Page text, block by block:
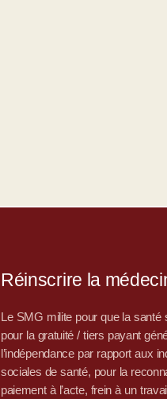
Réinscrire la
Le SMG milite pour que la santé
pour la gratuité / tiers payant
l’indépendance par rapport aux
sociales de santé, pour la
paiement à l’acte, frein à un